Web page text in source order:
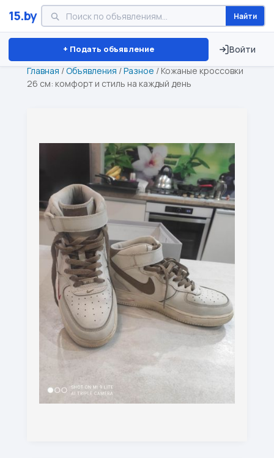
15.by Найти
+ Подать объявление Войти
Минск Витебск Брест ⏱ ТОЛЬКО 15 ДНЕЙ
Главная /Объявления /Разное / Кожаные кроссовки
26 см: комфорт и стиль на каждый день